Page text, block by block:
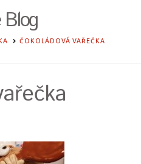
ČOKOLÁDOVÁ VAŘEČKA